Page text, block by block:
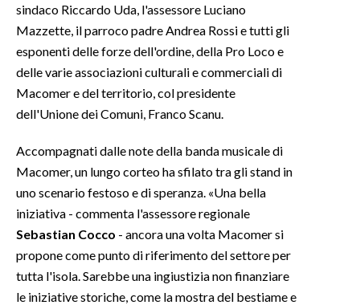
NOTIZIE
#CARAUNIONE
3 MINUTI CON
INSULARITÀ
INFO AZIENDE
ABBONATI
NECROLOGI
PUBBLICITÀ
sindaco Riccardo Uda, l'assessore Luciano
Mazzette, il parroco padre Andrea Rossi e tutti gli
esponenti delle forze dell'ordine, della Pro Loco e
delle varie associazioni culturali e commerciali di
Macomer e del territorio, col presidente
dell'Unione dei Comuni, Franco Scanu.
Accompagnati dalle note della banda musicale di
Macomer, un lungo corteo ha sfilato tra gli stand in
uno scenario festoso e di speranza. «Una bella
iniziativa - commenta l'assessore regionale
Sebastian Cocco - ancora una volta Macomer si
propone come punto di riferimento del settore per
tutta l'isola. Sarebbe una ingiustizia non finanziare
le iniziative storiche, come la mostra del bestiame e